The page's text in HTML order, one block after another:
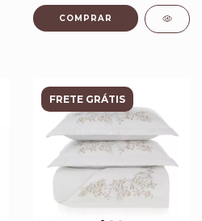
FRETE GRÁTIS